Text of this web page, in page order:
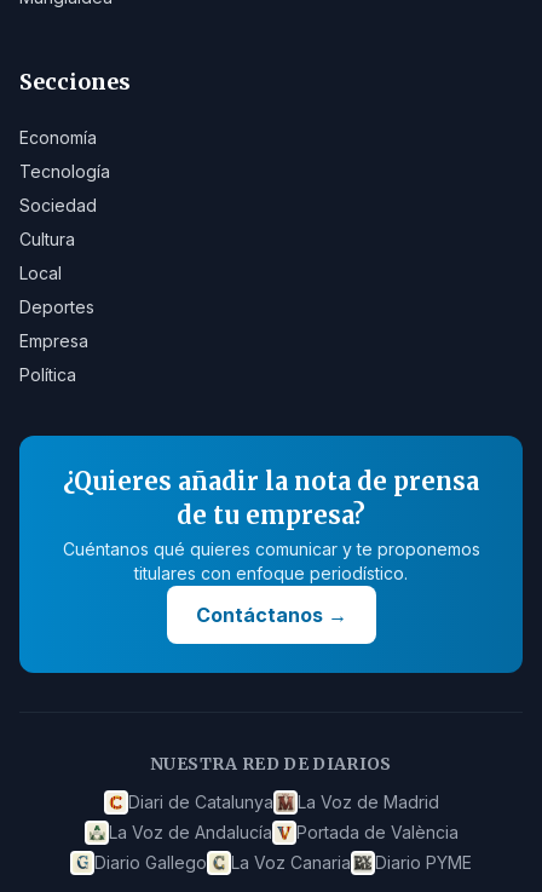
Secciones
Economía
Tecnología
Sociedad
Cultura
Local
Deportes
Empresa
Política
¿Quieres añadir la nota de prensa
de tu empresa?
Cuéntanos qué quieres comunicar y te proponemos
titulares con enfoque periodístico.
Contáctanos→
NUESTRA RED DE DIARIOS
Diari de Catalunya
La Voz de Madrid
La Voz de Andalucía
Portada de València
Diario Gallego
La Voz Canaria Diario PYME